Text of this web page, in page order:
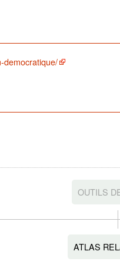
democratique/
OUTILS
ATLAS